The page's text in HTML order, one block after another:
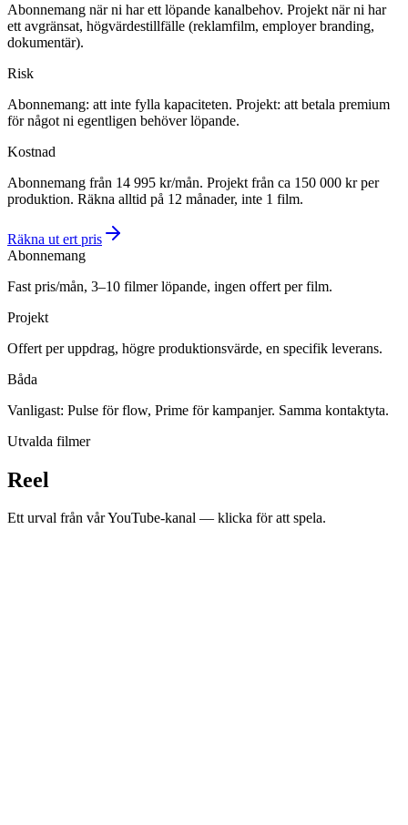
Abonnemang när ni har ett löpande kanalbehov. Projekt när ni har
ett avgränsat, högvärdes­tillfälle (reklamfilm, employer branding,
dokumentär).
Risk
Abonnemang: att inte fylla kapaciteten. Projekt: att betala premium
för något ni egentligen behöver löpande.
Kostnad
Abonnemang från 14 995 kr/mån. Projekt från ca 150 000 kr per
produktion. Räkna alltid på 12 månader, inte 1 film.
Räkna ut ert pris
Abonnemang
Fast pris/mån, 3–10 filmer löpande, ingen offert per film.
Projekt
Offert per uppdrag, högre produktionsvärde, en specifik leverans.
Båda
Vanligast: Pulse för flow, Prime för kampanjer. Samma kontaktyta.
Utvalda filmer
Reel
Ett urval från vår YouTube-kanal — klicka för att spela.